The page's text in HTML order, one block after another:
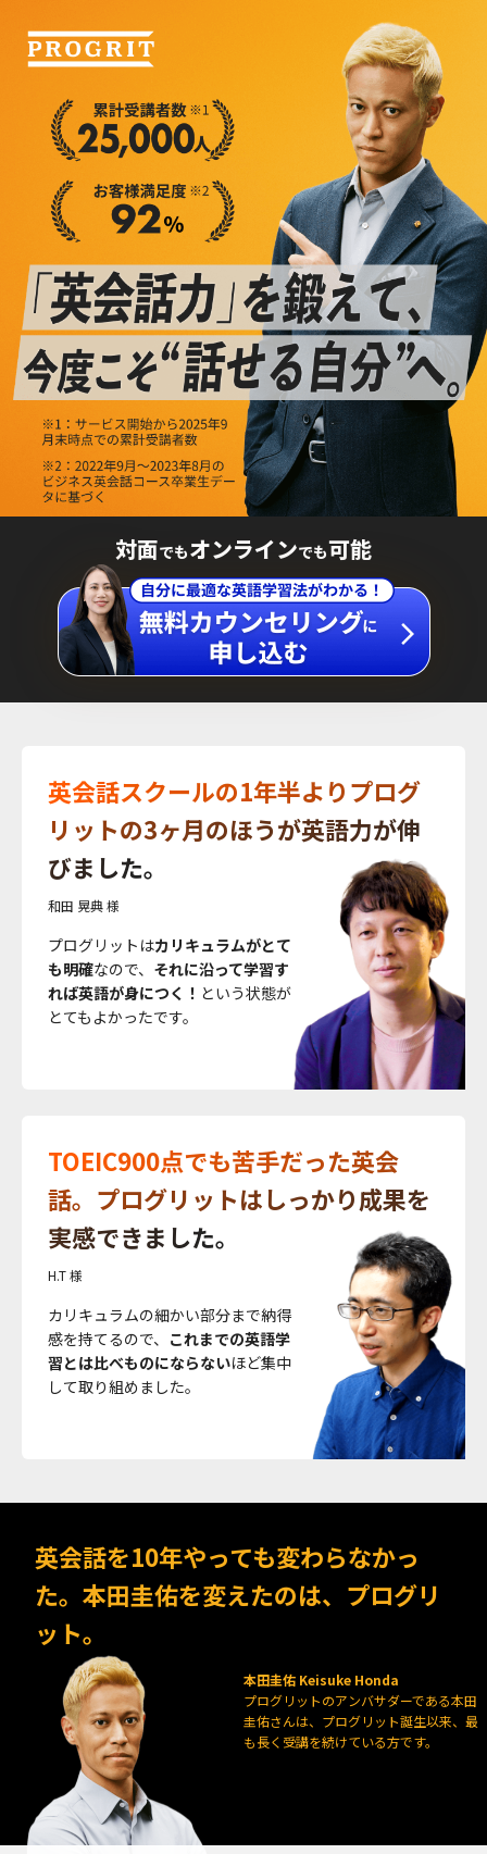
対面でもオンラインでも可能
英会話スクールの1年半よりプログ
リットの3ヶ月のほうが英語力が伸
びました。
和田 晃典 様
プログリットはカリキュラムがとて
も明確なので、 それに沿って学習す
れば英語が身につく！ という状態が
とてもよかったです。
TOEIC900点でも苦手だった英会
話。プログリットはしっかり成果を
実感できました。
H.T 様
カリキュラムの細かい部分まで納得
感を持てるので、 これまでの英語学
習とは比べものにならないほど集中
して取り組めました。
英会話を10年やっても変わらなかっ
た。本田圭佑を変えたのは、プログリ
ット。
本田圭佑 Keisuke Honda
プログリットのアンバサダーである本田
圭佑さんは、プログリット誕生以来、最
も長く受講を続けている方です。